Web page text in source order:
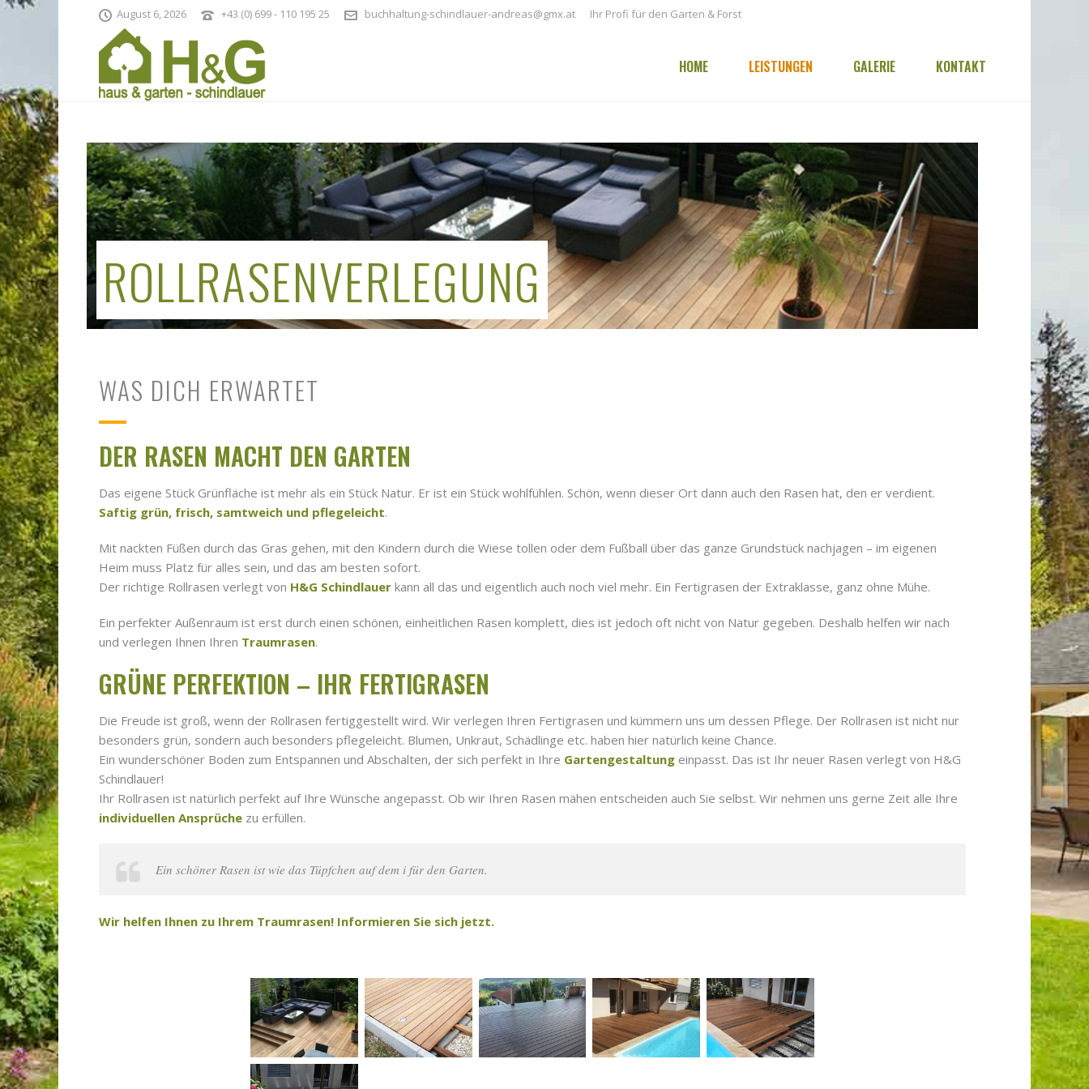
August 6, 2026 +43 (0) 699 - 110 195 25 buchhaltung-schindlauer-andreas@gmx.at Ihr Profi für den Garten & Forst
HOME LEISTUNGEN GALERIE KONTAKT
ROLLRASENVERLEGUNG
WAS DICH ERWARTET
DER RASEN MACHT DEN GARTEN
Das eigene Stück Grünfläche ist mehr als ein Stück Natur. Er ist ein Stück wohlfühlen. Schön, wenn dieser Ort dann auch den Rasen hat, den er verdient.
Saftig grün, frisch, samtweich und pflegeleicht.
Mit nackten Füßen durch das Gras gehen, mit den Kindern durch die Wiese tollen oder dem Fußball über das ganze Grundstück nachjagen – im eigenen
Heim muss Platz für alles sein, und das am besten sofort.
Der richtige Rollrasen verlegt von H&G Schindlauer kann all das und eigentlich auch noch viel mehr. Ein Fertigrasen der Extraklasse, ganz ohne Mühe.
Ein perfekter Außenraum ist erst durch einen schönen, einheitlichen Rasen komplett, dies ist jedoch oft nicht von Natur gegeben. Deshalb helfen wir nach
und verlegen Ihnen Ihren Traumrasen.
GRÜNE PERFEKTION – IHR FERTIGRASEN
Die Freude ist groß, wenn der Rollrasen fertiggestellt wird. Wir verlegen Ihren Fertigrasen und kümmern uns um dessen Pflege. Der Rollrasen ist nicht nur
besonders grün, sondern auch besonders pflegeleicht. Blumen, Unkraut, Schädlinge etc. haben hier natürlich keine Chance.
Ein wunderschöner Boden zum Entspannen und Abschalten, der sich perfekt in Ihre Gartengestaltung einpasst. Das ist Ihr neuer Rasen verlegt von H&G
Schindlauer!
Ihr Rollrasen ist natürlich perfekt auf Ihre Wünsche angepasst. Ob wir Ihren Rasen mähen entscheiden auch Sie selbst. Wir nehmen uns gerne Zeit alle Ihre
individuellen Ansprüche zu erfüllen.
Ein schöner Rasen ist wie das Tüpfchen auf dem i für den Garten.
Wir helfen Ihnen zu Ihrem Traumrasen! Informieren Sie sich jetzt.